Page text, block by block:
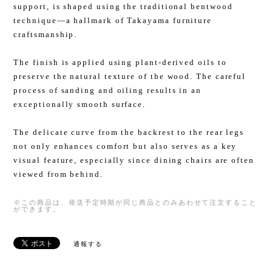
support, is shaped using the traditional bentwood
technique—a hallmark of Takayama furniture
craftsmanship.
The finish is applied using plant-derived oils to
preserve the natural texture of the wood. The careful
process of sanding and oiling results in an
exceptionally smooth surface.
The delicate curve from the backrest to the rear legs
not only enhances comfort but also serves as a key
visual feature, especially since dining chairs are often
viewed from behind.
※この商品は、発送予定時期が同じ商品とのみあわせて注文すること
ができます。
通報する